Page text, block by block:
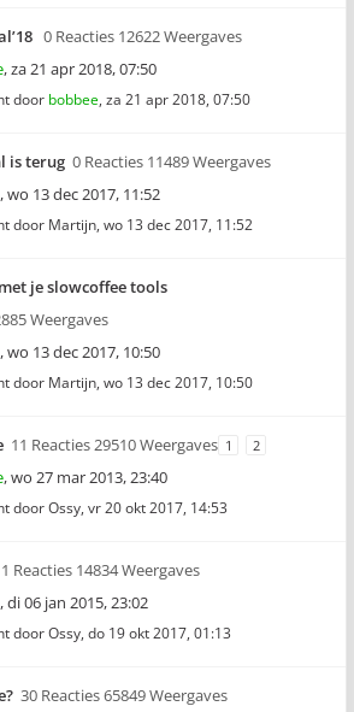
0 Reacties 12622 Weergaves
,za 21 apr 2018, 07:50
door bobbee, za 21 apr 2018, 07:50
is terug 0 Reacties 11489 Weergaves
,wo 13 dec 2017, 11:52
door Martijn, wo 13 dec 2017, 11:52
je slowcoffee tools
Weergaves
,wo 13 dec 2017, 10:50
door Martijn, wo 13 dec 2017, 10:50
11 Reacties 29510 Weergaves 1 2
,wo 27 mar 2013, 23:40
doorOssy, vr 20 okt 2017, 14:53
1 Reacties 14834 Weergaves
,di 06 jan 2015, 23:02
doorOssy, do 19 okt 2017, 01:13
30 Reacties 65849 Weergaves